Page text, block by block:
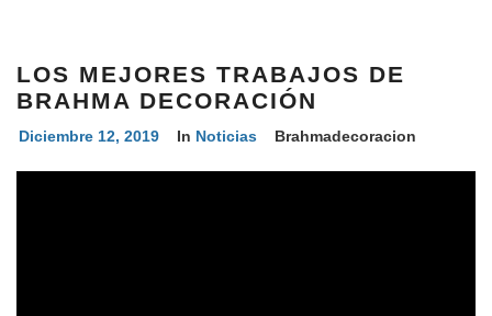
LOS MEJORES TRABAJOS DE
BRAHMA DECORACIÓN
Diciembre 12, 2019 In Noticias Brahmadecoracion